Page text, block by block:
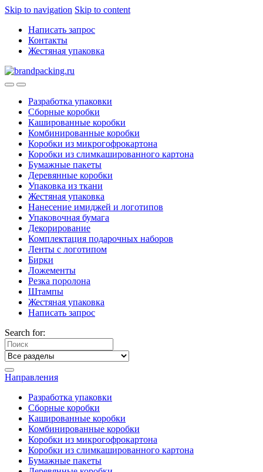
Skip to navigation Skip to content
Написать запрос
Контакты
Жестяная упаковка
Разработка упаковки
Сборные коробки
Кашированные коробки
Комбинированные коробки
Коробки из микрогофрокартона
Коробки из слимкашированного картона
Бумажные пакеты
Деревянные коробки
Упаковка из ткани
Жестяная упаковка
Нанесение имиджей и логотипов
Упаковочная бумага
Декорирование
Комплектация подарочных наборов
Ленты с логотипом
Бирки
Ложементы
Резка поролона
Штампы
Жестяная упаковка
Написать запрос
Search for:
Направления
Разработка упаковки
Сборные коробки
Кашированные коробки
Комбинированные коробки
Коробки из микрогофрокартона
Коробки из слимкашированного картона
Бумажные пакеты